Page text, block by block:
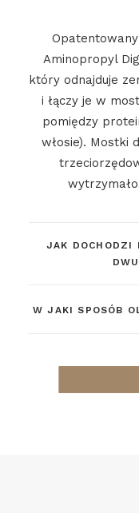
Opatentowany
Aminopropyl
który odnajduje
i łączy je w
pomiędzy
włosie). Mostki
JAK DOCHODZI
W JAKI SPOSÓB